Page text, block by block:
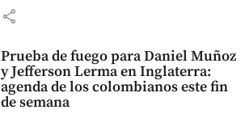
share
Prueba de fuego para Daniel Muñoz
y Jefferson Lerma en Inglaterra:
agenda de los colombianos este fin
de semana